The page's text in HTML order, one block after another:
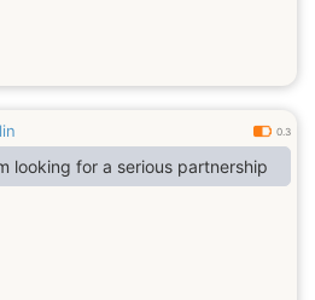
0.3
looking for a serious partnership